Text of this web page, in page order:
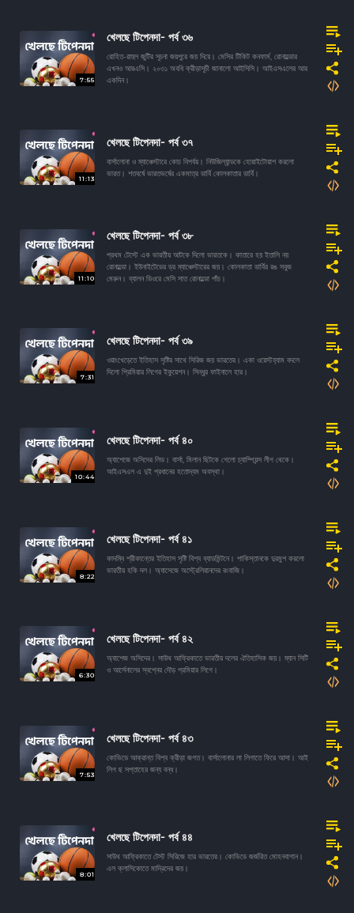
7:55
খেলছে টিপেনদা- পর্ব ৩৬
রোহিত-রাহুল জুটির সূচনা জয়পুরে জয় দিয়ে। মেসির টিকিট কনফার্ম, রোনাল্ডোর
এখনও আরএসি। ২০৩১ অবধি ক্রীড়াসূচী জানালো আইসিসি। আইএসএলের আর
একদিন।
11:13
খেলছে টিপেনদা- পর্ব ৩৭
বার্সালোনা ও ম্যাঞ্চেস্টারে কোচ বিপর্যয়। নিউজিল্যান্ডকে হোয়াইটোয়াশ করলো
ভারত। শতবর্ষে ভারতভর্ষের একমাত্র ডার্বি কোলকাতার ডার্বি।
11:10
খেলছে টিপেনদা- পর্ব ৩৮
প্রথম টেস্টে এক ভারতীয় আটকে দিলো ভারতকে। কাতারে হয় ইতালি নয়
রোনাল্ডো। ইউনাইটেডের ড্র ম্যাঞ্চেস্টারের জয়। কোলকাতা ডার্বির রঙ সবুজ
মেরুন। ব্যালন ডিওরে মেসি সাত রোনাল্ডো পাঁচ।
7:31
খেলছে টিপেনদা- পর্ব ৩৯
ওয়াংখেড়েতে ইতিহাস সৃষ্টির সাথে সিরিজ জয় ভারতের। একা ওয়েস্টহ্যাম বদলে
দিলো প্রিমিয়ার লিগের ইকুয়েশন। সিন্ধুর ফাইনালে হার।
10:44
খেলছে টিপেনদা- পর্ব ৪০
অ্যাশেজে অসিদের লিড। বার্সা, মিলান ছিটকে গেলো চ্যাম্পিয়ন্স লীগ থেকে।
আইএসএল এ দুই প্রধানের হতোদ্যম অবস্থা।
8:22
খেলছে টিপেনদা- পর্ব ৪১
কাদম্বি শ্রীকান্তের ইতিহাস সৃষ্টি বিশ্ব ব্যাডমিন্টনে। পাকিস্তানকে দুরমুশ করলো
ভারতীয় হকি দল। অ্যাসেজে অস্ট্রেলিয়ানদের রংবাজি।
6:30
খেলছে টিপেনদা- পর্ব ৪২
অ্যাশেজ অসিদের। সাউথ আফ্রিকাতে ভারতীয় দলের ঐতিহাসিক জয়। ম্যান সিটি
ও আর্সেনালের স্বপ্নের দৌড় প্রমিয়ার লিগে।
7:53
খেলছে টিপেনদা- পর্ব ৪৩
কোভিডে আক্রান্ত বিশ্ব ক্রীড়া জগত। বার্সালোনার লা লিগাতে ফিরে আসা। আই
লিগ ছ সপ্তাহের জন্য বন্ধ।
8:01
খেলছে টিপেনদা- পর্ব ৪৪
সাউথ আফ্রিকাতে টেস্ট সিরিজে হার ভারতের। কোভিডে জর্জরিত মোহনবাগান।
এল ক্লাসিকোতে মাদ্রিদের জয়।